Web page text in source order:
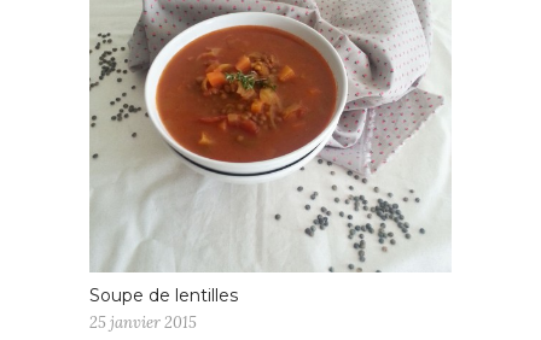
Soupe de lentilles
25 janvier 2015